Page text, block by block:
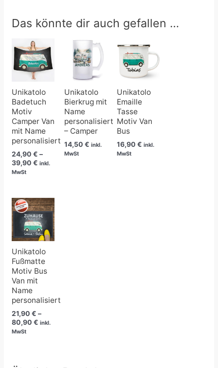
Das könnte dir auch gefallen …
Unikatolo
Badetuch
Motiv
Camper Van
mit Name
personalisiert
24,90 € –
39,90 €
Preisspanne:
24,90 €
bis
39,90 €
inkl.
MwSt
Unikatolo
Bierkrug mit
Name
personalisiert
– Camper
14,50€ inkl.
MwSt
Unikatolo
Emaille
Tasse
Motiv Van
Bus
16,90€ inkl.
MwSt
Unikatolo
Fußmatte
Motiv Bus
Van mit
Name
personalisiert
21,90 € –
80,90 €
Preisspanne:
21,90 €
bis
80,90 €
inkl.
MwSt